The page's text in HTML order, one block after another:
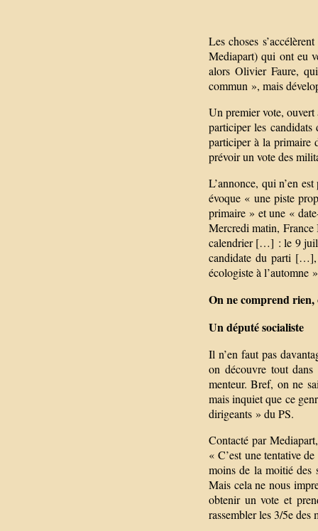
Les choses
Mediapart) qui ont eu
alors Olivier Faure,
commun », mais
Un premier vote, ouvert
participer les candidats
participer à la primaire
prévoir un vote des
L’annonce, qui n’en
évoque « une piste
primaire » et une «
Mercredi matin, France
calendrier […] : le 9
candidate du parti […],
écologiste à l’automne
On ne comprend rien,
Un député socialiste
Il n’en faut pas
on découvre tout
menteur. Bref, on ne
mais inquiet que ce
dirigeants » du PS.
Contacté par
« C’est une tentative
moins de la moitié des
Mais cela ne nous
obtenir un vote et
rassembler les 3/5e